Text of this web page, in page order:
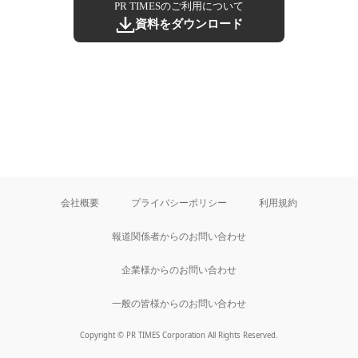
PR TIMESのご利用について
資料をダウンロード
会社概要 プライバシーポリシー 利用規約
報道関係者からのお問い合わせ
企業様からのお問い合わせ
一般の皆様からのお問い合わせ
Copyright © PR TIMES Corporation All Rights Reserved.